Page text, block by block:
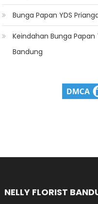
Bunga Papan YDS
Keindahan Bunga
Bandung
NELLY FLORIST